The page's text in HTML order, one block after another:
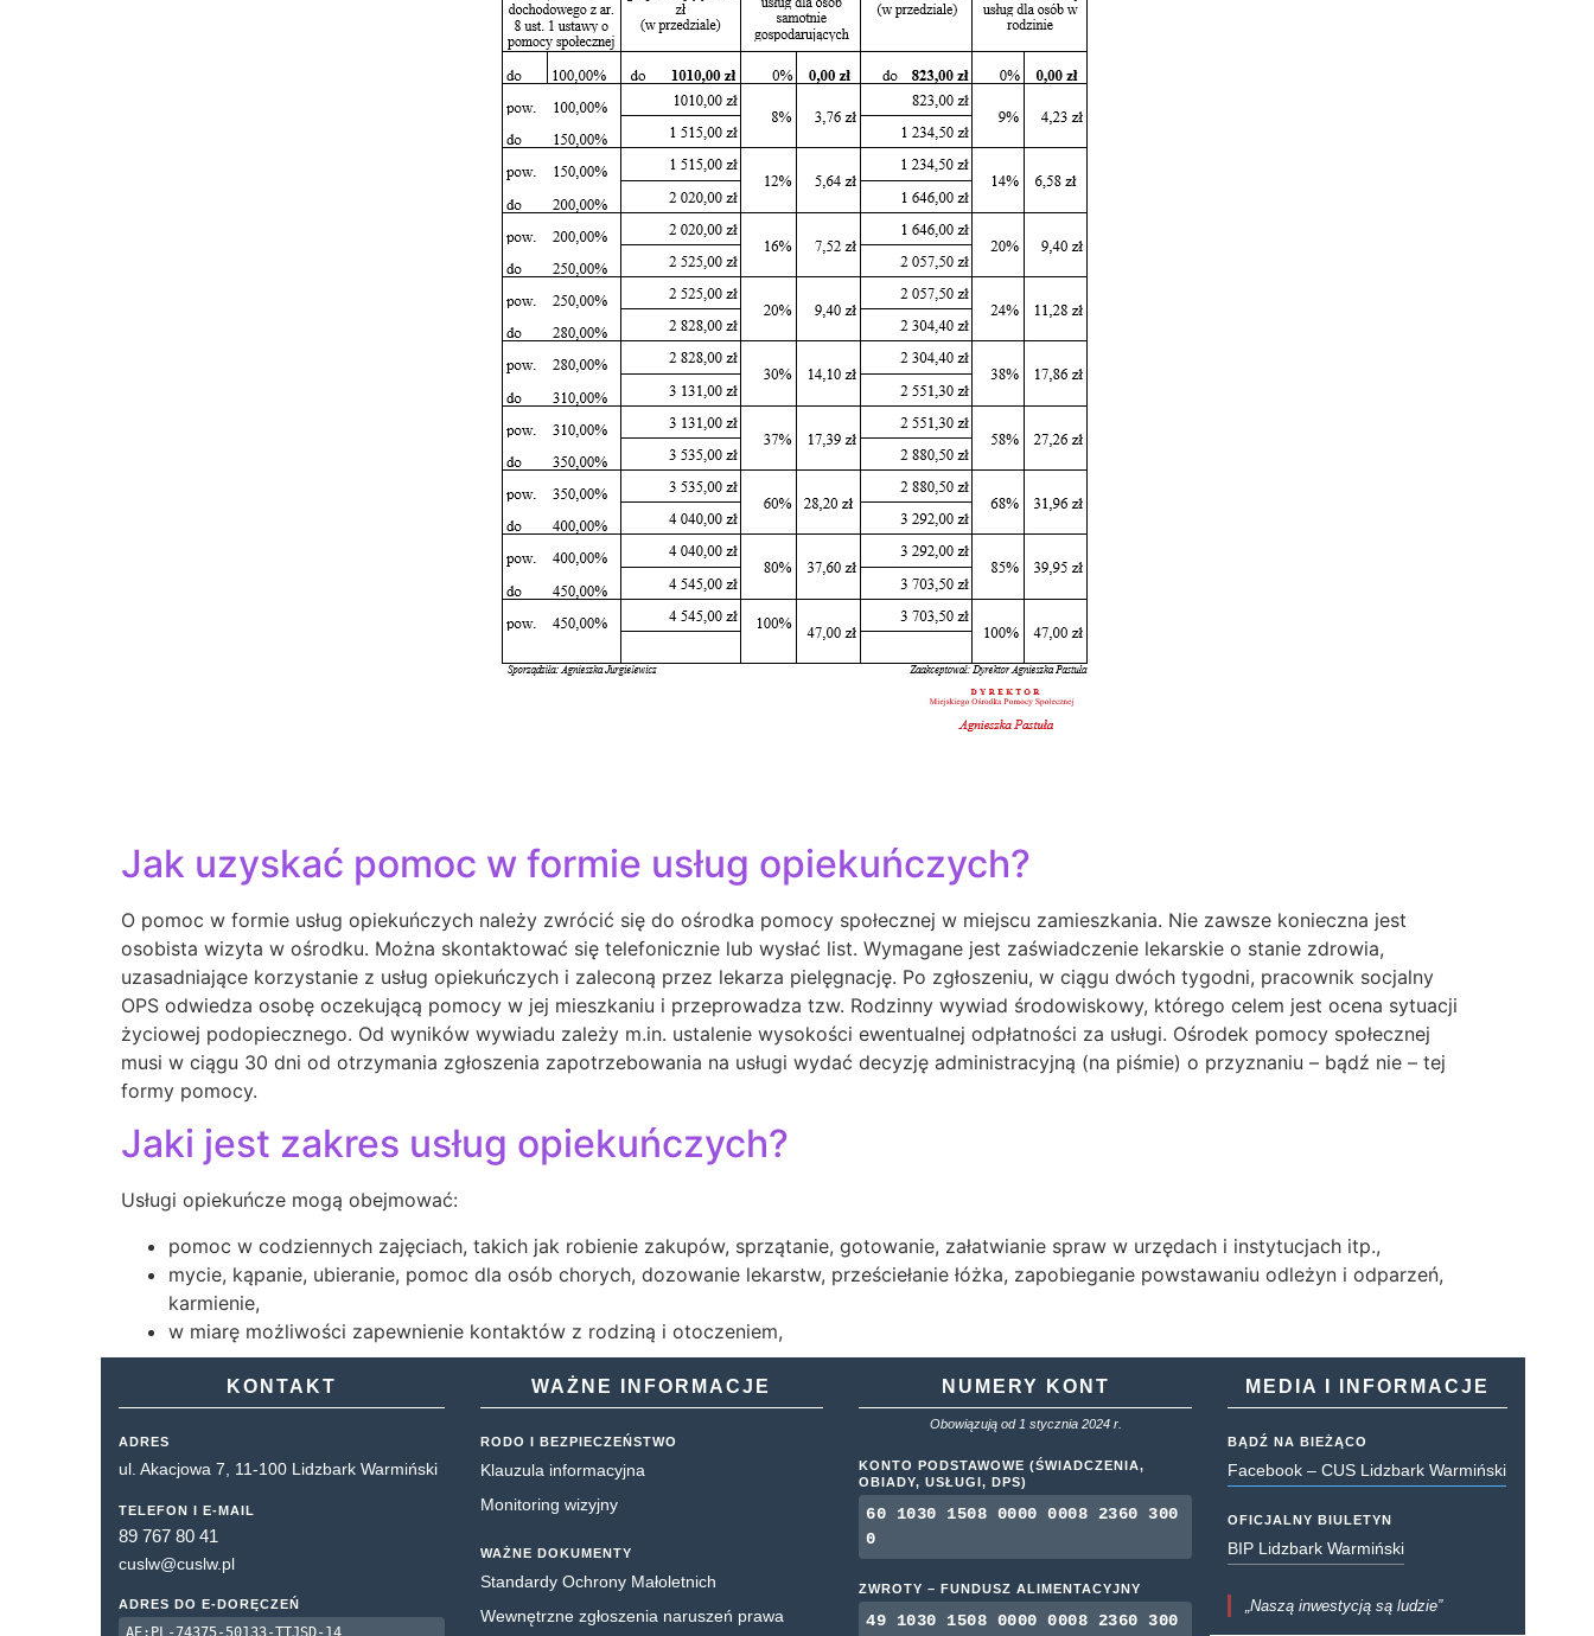
Jak uzyskać pomoc w formie usług opiekuńczych?
O pomoc w formie usług opiekuńczych należy zwrócić się do ośrodka pomocy społecznej w miejscu zamieszkania. Nie zawsze konieczna jest
osobista wizyta w ośrodku. Można skontaktować się telefonicznie lub wysłać list. Wymagane jest zaświadczenie lekarskie o stanie zdrowia,
uzasadniające korzystanie z usług opiekuńczych i zaleconą przez lekarza pielęgnację. Po zgłoszeniu, w ciągu dwóch tygodni, pracownik socjalny
OPS odwiedza osobę oczekującą pomocy w jej mieszkaniu i przeprowadza tzw. Rodzinny wywiad środowiskowy, którego celem jest ocena sytuacji
życiowej podopiecznego. Od wyników wywiadu zależy m.in. ustalenie wysokości ewentualnej odpłatności za usługi. Ośrodek pomocy społecznej
musi w ciągu 30 dni od otrzymania zgłoszenia zapotrzebowania na usługi wydać decyzję administracyjną (na piśmie) o przyznaniu – bądź nie – tej
formy pomocy.
Jaki jest zakres usług opiekuńczych?
Usługi opiekuńcze mogą obejmować:
pomoc w codziennych zajęciach, takich jak robienie zakupów, sprzątanie, gotowanie, załatwianie spraw w urzędach i instytucjach itp.,
mycie, kąpanie, ubieranie, pomoc dla osób chorych, dozowanie lekarstw, prześciełanie łóżka, zapobieganie powstawaniu odleżyn i odparzeń,
karmienie,
w miarę możliwości zapewnienie kontaktów z rodziną i otoczeniem,
KONTAKT
ADRES
ul. Akacjowa 7, 11-100 Lidzbark Warmiński
TELEFON I E-MAIL
89 767 80 41
cuslw@cuslw.pl
ADRES DO E-DORĘCZEŃ
AE:PL-74375-50133-TTJSD-14
WAŻNE INFORMACJE
RODO I BEZPIECZEŃSTWO
Klauzula informacyjna
Monitoring wizyjny
WAŻNE DOKUMENTY
Standardy Ochrony Małoletnich
Wewnętrzne zgłoszenia naruszeń prawa
NUMERY KONT
Obowiązują od 1 stycznia 2024 r.
KONTO PODSTAWOWE (ŚWIADCZENIA,
OBIADY, USŁUGI, DPS)
60 1030 1508 0000 0008 2360 300
0
ZWROTY – FUNDUSZ ALIMENTACYJNY
49 1030 1508 0000 0008 2360 300
MEDIA I INFORMACJE
BĄDŹ NA BIEŻĄCO
Facebook – CUS Lidzbark Warmiński
OFICJALNY BIULETYN
BIP Lidzbark Warmiński
„Naszą inwestycją są ludzie”